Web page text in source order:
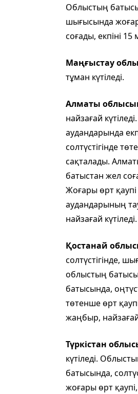
Облыстың
шығысында
соғады, екпіні 15
Маңғыстау
тұман күтіледі.
Алматы
найзағай
аудандарында
солтүстігінде
сақталады.
батыстан жел
Жоғары өрт
аудандарының
найзағай
Қостанай
солтүстігінде,
облыстың
батысында,
төтенше өрт
жаңбыр, найзағай
Түркістан
күтіледі.
батысында,
жоғары өрт